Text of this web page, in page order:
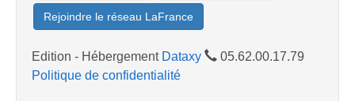
Rejoindre le réseau LaFrance
Edition - Hébergement Dataxy
05.62.00.17.79
Politique de confidentialité